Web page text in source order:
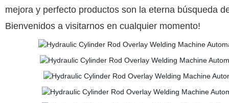
mejora y perfecto productos son la eterna búsqueda
Bienvenidos a visitarnos en cualquier momento!